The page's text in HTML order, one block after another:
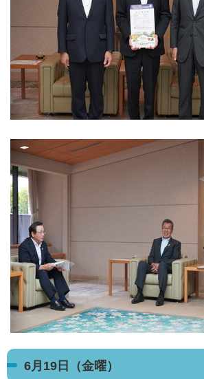
6月19日（金曜）